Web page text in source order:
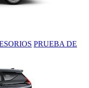
PRUEBA DE